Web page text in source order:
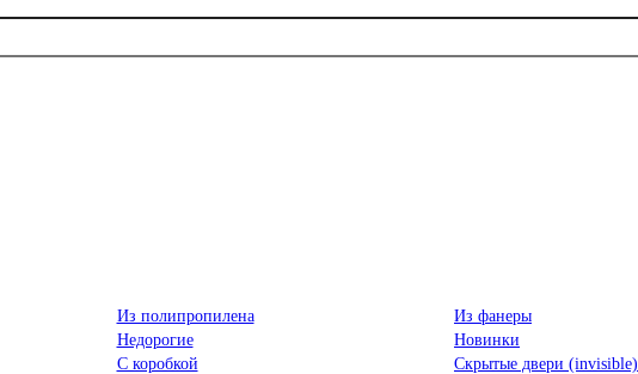
Из полипропилена Из фанеры
Недорогие Новинки
С коробкой Скрытые двери (invisible)